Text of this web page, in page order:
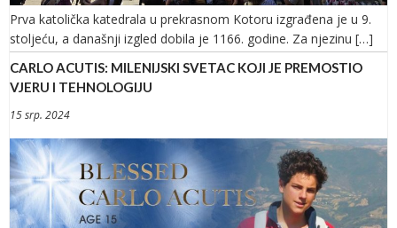
Prva katolička katedrala u prekrasnom Kotoru izgrađena je u 9.
stoljeću, a današnji izgled dobila je 1166. godine. Za njezinu […]
CARLO ACUTIS: MILENIJSKI SVETAC KOJI JE PREMOSTIO
VJERU I TEHNOLOGIJU
15 srp. 2024